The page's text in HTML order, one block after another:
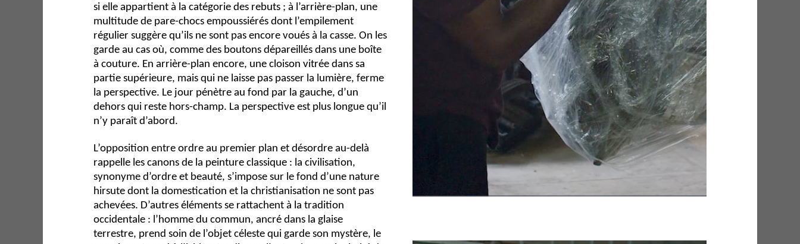
si elle appartient à la catégorie des rebuts ; à l’arrière-plan, une
multitude de pare-chocs empoussiérés dont l’empilement
régulier suggère qu’ils ne sont pas encore voués à la casse. On les
garde au cas où, comme des boutons dépareillés dans une boîte
à couture. En arrière-plan encore, une cloison vitrée dans sa
partie supérieure, mais qui ne laisse pas passer la lumière, ferme
la perspective. Le jour pénètre au fond par la gauche, d’un
dehors qui reste hors-champ. La perspective est plus longue qu’il
n’y paraît d’abord.
L’opposition entre ordre au premier plan et désordre au-delà
rappelle les canons de la peinture classique : la civilisation,
synonyme d’ordre et beauté, s’impose sur le fond d’une nature
hirsute dont la domestication et la christianisation ne sont pas
achevées. D’autres éléments se rattachent à la tradition
occidentale : l’homme du commun, ancré dans la glaise
terrestre, prend soin de l’objet céleste qui garde son mystère, le